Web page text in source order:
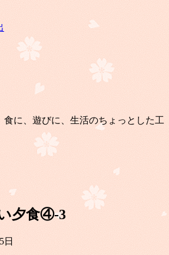
食に、遊びに、生活のちょっとした工
夕食④-3
日